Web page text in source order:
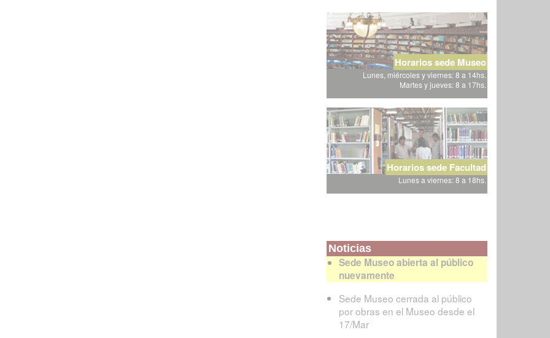
Horarios sede Museo
Lunes, miércoles y viernes: 8 a 14hs.
Martes y jueves: 8 a 17hs.
Horarios sede Facultad
Lunes a viernes: 8 a 18hs.
Noticias
Sede Museo abierta al público
nuevamente
Sede Museo cerrada al público
por obras en el Museo desde el
17/Mar